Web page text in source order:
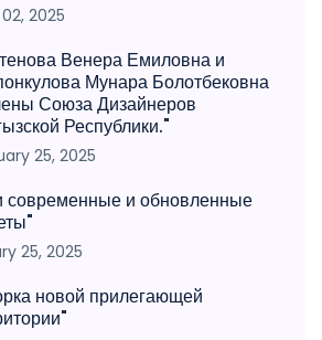
2025
Венера Емиловна и
Мунара Болотбековна
Союза Дизайнеров
Республики."
25, 2025
и обновленные
25, 2025
новой прилегающей